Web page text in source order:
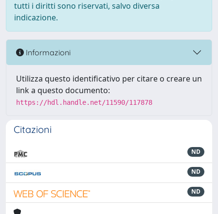
tutti i diritti sono riservati, salvo diversa
indicazione.
Informazioni
Utilizza questo identificativo per citare o creare un
link a questo documento:
https://hdl.handle.net/11590/117878
Citazioni
ND
ND
ND